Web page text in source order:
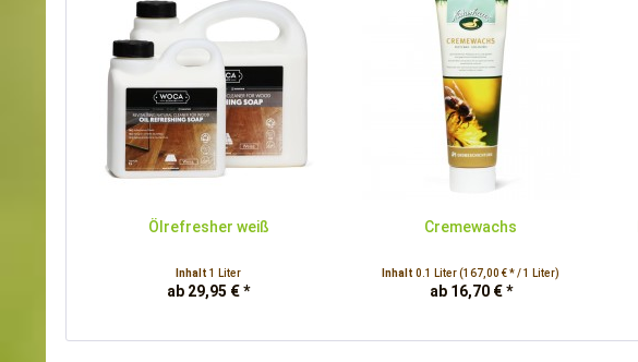
Ölrefresher weiß
Inhalt1 Liter
ab 29,95 € *
Cremewachs
Inhalt0.1 Liter(167,00 € * / 1 Liter)
ab 16,70 € *